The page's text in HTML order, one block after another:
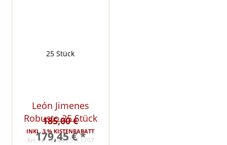
León Jimenes
Robusto 25 Stück
INKL. 3 % KISTENRABATT
Art. Nr.: 1143 25 A 1707
179,45 € *
185,00 €